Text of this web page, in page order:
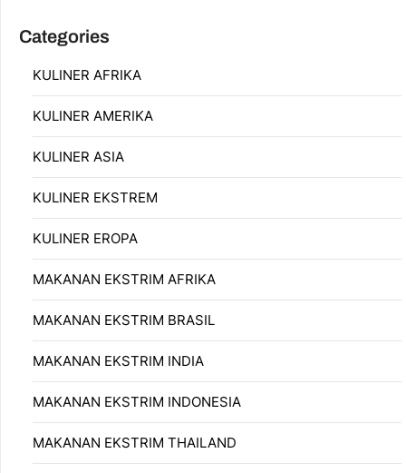
Categories
KULINER AFRIKA
KULINER AMERIKA
KULINER ASIA
KULINER EKSTREM
KULINER EROPA
MAKANAN EKSTRIM AFRIKA
MAKANAN EKSTRIM BRASIL
MAKANAN EKSTRIM INDIA
MAKANAN EKSTRIM INDONESIA
MAKANAN EKSTRIM THAILAND